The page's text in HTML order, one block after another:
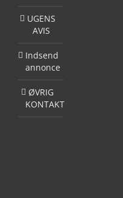
UGENS
AVIS
Indsend
annonce
ØVRIG
KONTAKT